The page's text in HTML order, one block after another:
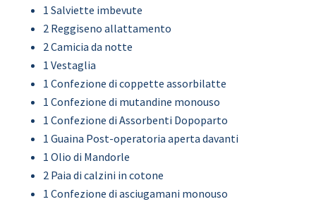
1 Salviette imbevute
2 Reggiseno allattamento
2 Camicia da notte
1 Vestaglia
1 Confezione di coppette assorbilatte
1 Confezione di mutandine monouso
1 Confezione di Assorbenti Dopoparto
1 Guaina Post-operatoria aperta davanti
1 Olio di Mandorle
2 Paia di calzini in cotone
1 Confezione di asciugamani monouso